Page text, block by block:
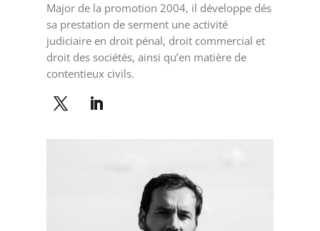
Major de la promotion 2004, il développe dés
sa prestation de serment une activité
judiciaire en droit pénal, droit commercial et
droit des sociétés, ainsi qu’en matière de
contentieux civils.